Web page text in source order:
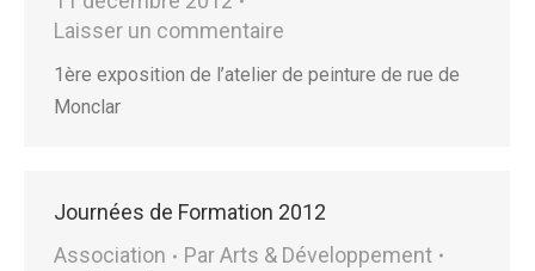
Laisser un commentaire
1ère exposition de l’atelier de peinture de rue de
Monclar
Journées de Formation 2012
Association
ParArts & Développement